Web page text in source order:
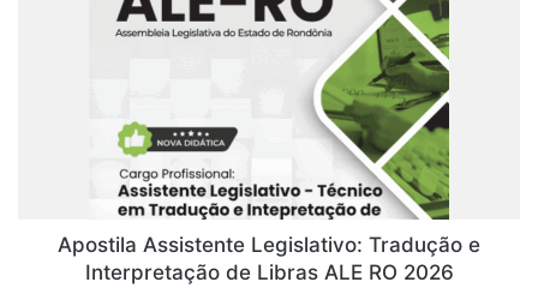
Apostila Assistente Legislativo: Tradução e
Interpretação de Libras ALE RO 2026